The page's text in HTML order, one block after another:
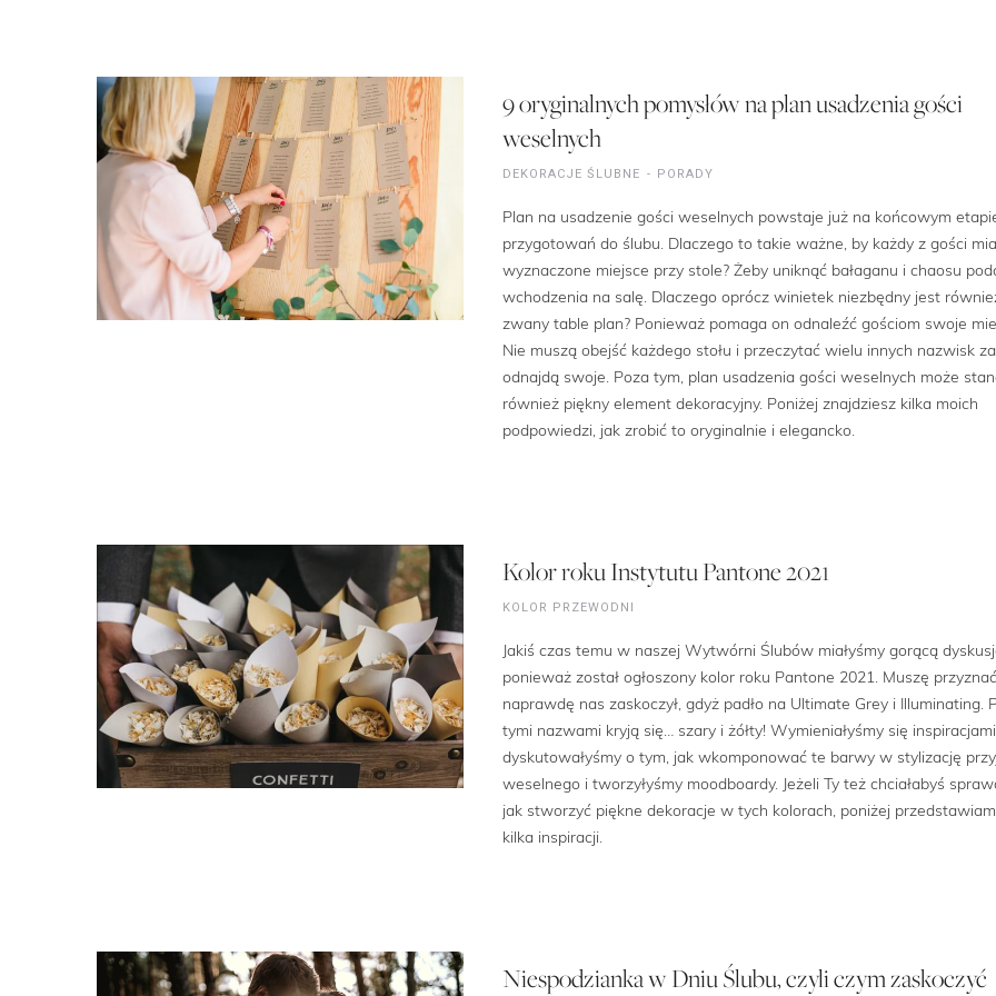
9 oryginalnych pomysłów na plan usadzenia gości
weselnych
DEKORACJE ŚLUBNE PORADY
Plan na usadzenie gości weselnych powstaje już na końcowym
przygotowań do ślubu. Dlaczego to takie ważne, by każdy z gości
wyznaczone miejsce przy stole? Żeby uniknąć bałaganu i chaosu
wchodzenia na salę. Dlaczego oprócz winietek niezbędny jest
zwany table plan? Ponieważ pomaga on odnaleźć gościom swoje
Nie muszą obejść każdego stołu i przeczytać wielu innych nazwisk
odnajdą swoje. Poza tym, plan usadzenia gości weselnych może
również piękny element dekoracyjny. Poniżej znajdziesz kilka moich
podpowiedzi, jak zrobić to oryginalnie i elegancko.
Kolor roku Instytutu Pantone 2021
KOLOR PRZEWODNI
Jakiś czas temu w naszej Wytwórni Ślubów miałyśmy gorącą
ponieważ został ogłoszony kolor roku Pantone 2021. Muszę
naprawdę nas zaskoczył, gdyż padło na Ultimate Grey i Illuminating.
tymi nazwami kryją się… szary i żółty! Wymieniałyśmy się inspiracjami,
dyskutowałyśmy o tym, jak wkomponować te barwy w stylizację
weselnego i tworzyłyśmy moodboardy. Jeżeli Ty też chciałabyś
jak stworzyć piękne dekoracje w tych kolorach, poniżej
kilka inspiracji.
Niespodzianka w Dniu Ślubu, czyli czym zaskoczyć